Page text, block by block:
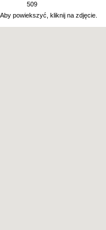
509
Aby powiekszyć, kliknij na zdjęcie.